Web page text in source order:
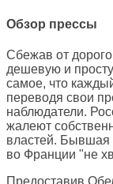
Обзор прессы
Сбежав от
дешевую и
самое, что
переводя свои
наблюдатели.
жалеют
властей. Бывшая
во Франции "не